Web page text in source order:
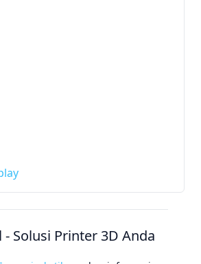
Solusi Printer 3D Anda